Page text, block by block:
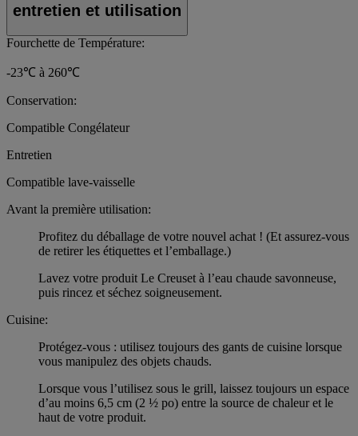
entretien et utilisation
Fourchette de Température:
-23℃ à 260℃
Conservation:
Compatible Congélateur
Entretien
Compatible lave-vaisselle
Avant la première utilisation:
Profitez du déballage de votre nouvel achat ! (Et assurez-vous
de retirer les étiquettes et l’emballage.)
Lavez votre produit Le Creuset à l’eau chaude savonneuse,
puis rincez et séchez soigneusement.
Cuisine:
Protégez-vous : utilisez toujours des gants de cuisine lorsque
vous manipulez des objets chauds.
Lorsque vous l’utilisez sous le grill, laissez toujours un espace
d’au moins 6,5 cm (2 ½ po) entre la source de chaleur et le
haut de votre produit.